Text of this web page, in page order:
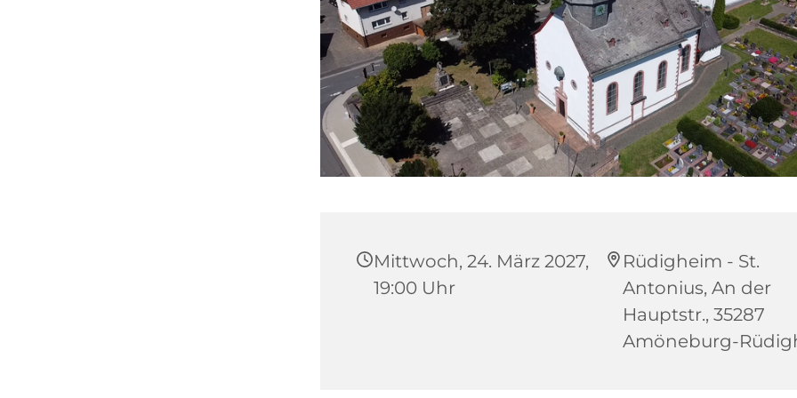
Mittwoch, 24. März 2027,
19:00 Uhr
Rüdigheim - St.
Antonius, An der
Hauptstr., 35287
Amöneburg-